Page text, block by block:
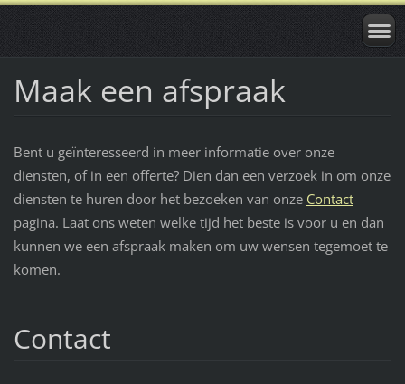
Maak een afspraak
Bent u geïnteresseerd in meer informatie over onze
diensten, of in een offerte? Dien dan een verzoek in om onze
diensten te huren door het bezoeken van onze Contact
pagina. Laat ons weten welke tijd het beste is voor u en dan
kunnen we een afspraak maken om uw wensen tegemoet te
komen.
Contact